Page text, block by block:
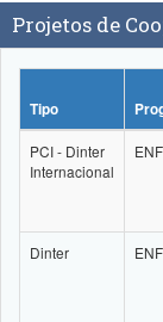
Projetos de
Tipo
PCI - Dinter
Internacional
Dinter